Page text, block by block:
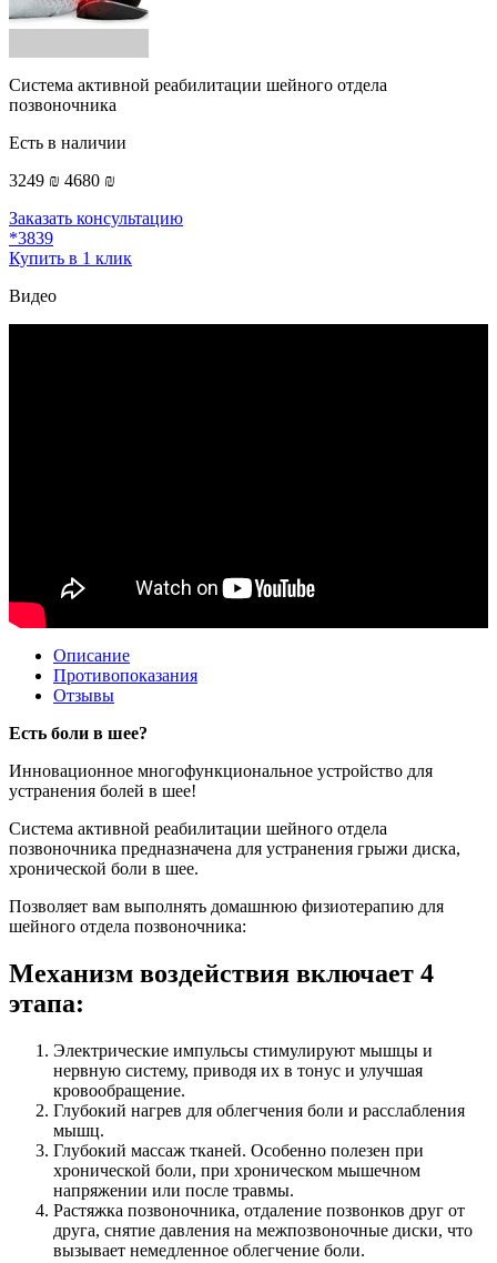
Система активной реабилитации шейного отдела
позвоночника
Есть в наличии
3249 ₪ 4680 ₪
Заказать консультацию
*3839
Купить в 1 клик
Видео
Описание
Противопоказания
Отзывы
Есть боли в шее?
Инновационное многофункциональное устройство для
устранения болей в шее!
Система активной реабилитации шейного отдела
позвоночника предназначена для устранения грыжи диска,
хронической боли в шее.
Позволяет вам выполнять домашнюю физиотерапию для
шейного отдела позвоночника:
Механизм воздействия включает 4
этапа:
Электрические импульсы стимулируют мышцы и
нервную систему, приводя их в тонус и улучшая
кровообращение.
Глубокий нагрев для облегчения боли и расслабления
мышц.
Глубокий массаж тканей. Особенно полезен при
хронической боли, при хроническом мышечном
напряжении или после травмы.
Растяжка позвоночника, отдаление позвонков друг от
друга, снятие давления на межпозвоночные диски, что
вызывает немедленное облегчение боли.